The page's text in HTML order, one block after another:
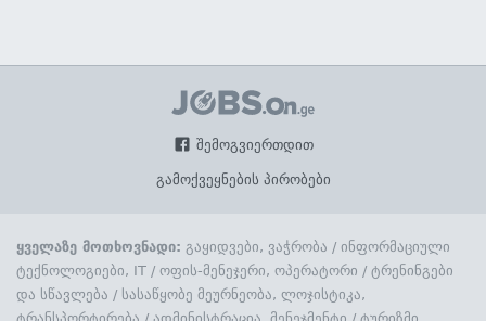
შემოგვიერთდით
გამოქვეყნების პირობები
ყველაზე მოთხოვნადი: გაყიდვები, ვაჭრობა / ინფორმაციული
ტექნოლოგიები, IT / ოფის-მენეჯერი, ოპერატორი / ტრენინგები
და სწავლება / სასაწყობე მეურნეობა, ლოჯისტიკა,